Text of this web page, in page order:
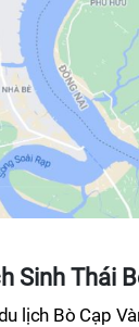
Sinh Thái
lịch Bò Cạp